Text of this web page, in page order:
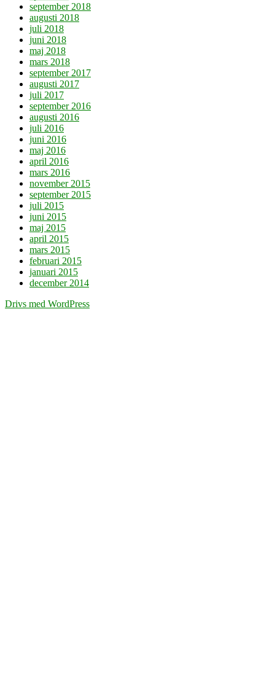
september 2018
augusti 2018
juli 2018
juni 2018
maj 2018
mars 2018
september 2017
augusti 2017
juli 2017
september 2016
augusti 2016
juli 2016
juni 2016
maj 2016
april 2016
mars 2016
november 2015
september 2015
juli 2015
juni 2015
maj 2015
april 2015
mars 2015
februari 2015
januari 2015
december 2014
Drivs med WordPress